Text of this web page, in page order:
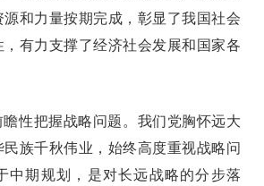
和力量按期完成，彰显了我国社会
有力支撑了经济社会发展和国家各
性把握战略问题。我们党胸怀远大
民族千秋伟业，始终高度重视战略问
中期规划，是对长远战略的分步落